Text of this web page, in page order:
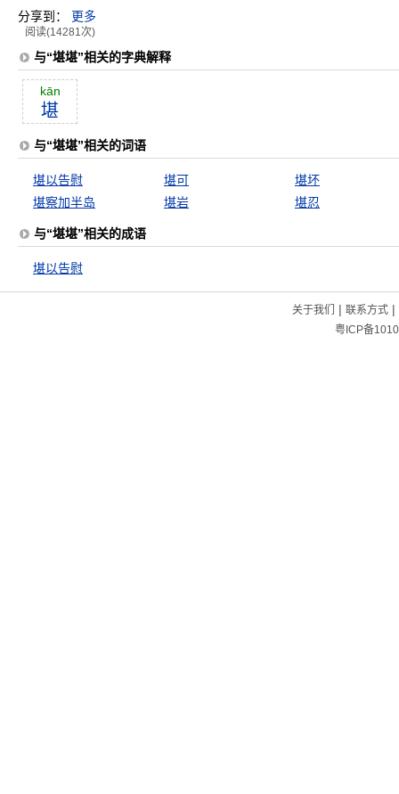
分享到： 更多
阅读(14281次)
与“堪堪”相关的字典解释
kān
堪
与“堪堪”相关的词语
堪以告慰 堪可
堪坏
堪察加半岛
堪岩 堪忍
与“堪堪”相关的成语
堪以告慰
关于我们 | 联系方式|
粤ICP备